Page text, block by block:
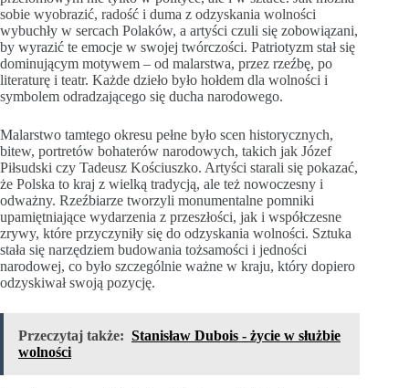
sobie wyobrazić, radość i duma z odzyskania wolności
wybuchły w sercach Polaków, a artyści czuli się zobowiązani,
by wyrazić te emocje w swojej twórczości. Patriotyzm stał się
dominującym motywem – od malarstwa, przez rzeźbę, po
literaturę i teatr. Każde dzieło było hołdem dla wolności i
symbolem odradzającego się ducha narodowego.
Malarstwo tamtego okresu pełne było scen historycznych,
bitew, portretów bohaterów narodowych, takich jak Józef
Piłsudski czy Tadeusz Kościuszko. Artyści starali się pokazać,
że Polska to kraj z wielką tradycją, ale też nowoczesny i
odważny. Rzeźbiarze tworzyli monumentalne pomniki
upamiętniające wydarzenia z przeszłości, jak i współczesne
zrywy, które przyczyniły się do odzyskania wolności. Sztuka
stała się narzędziem budowania tożsamości i jedności
narodowej, co było szczególnie ważne w kraju, który dopiero
odzyskiwał swoją pozycję.
Przeczytaj także: Stanisław Dubois - życie w służbie
wolności